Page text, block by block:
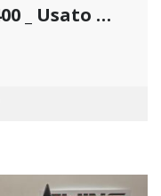
Suzuki Burgman AN 400 _ Usato Permutabile...